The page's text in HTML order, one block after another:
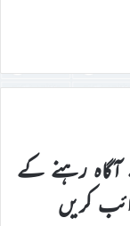
آگاہ رہنے کے
کریں